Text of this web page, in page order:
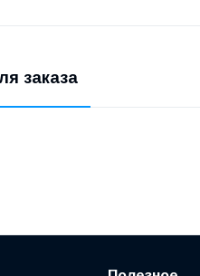
заказа